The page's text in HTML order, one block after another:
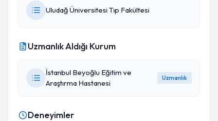
Uludağ Üniversitesi Tıp Fakültesi
Uzmanlık Aldığı Kurum
İstanbul Beyoğlu Eğitim ve
Araştırma Hastanesi
Uzmanlık
Deneyimler